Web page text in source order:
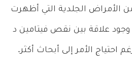
من الأمراض الجلدية التي أظهرت
علاقة بين نقص فيتامين د
احتياج الأمر إلى أبحاث أكثر.